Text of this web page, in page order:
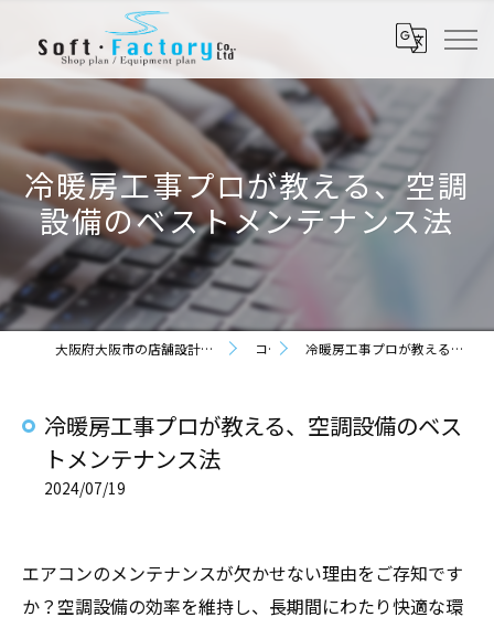
冷暖房工事プロが教える、空調
設備のベストメンテナンス法
大阪府大阪市の店舗設計なら株式会社ソフト・ファクトリー コラム 冷暖房工事プロが教える、空調設備のベストメンテナンス法
冷暖房工事プロが教える、空調設備のベス
トメンテナンス法
2024/07/19
エアコンのメンテナンスが欠かせない理由をご存知です
か？空調設備の効率を維持し、長期間にわたり快適な環